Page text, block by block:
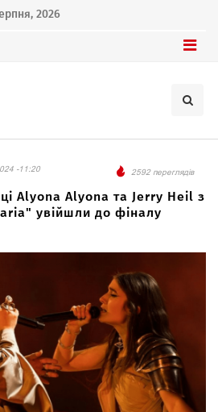
2026
-11:20 2592 переглядів
Alyona Аlyona та Jerry Heil з
увійшли до фіналу